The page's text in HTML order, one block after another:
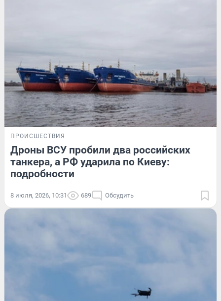
ПРОИСШЕСТВИЯ
Дроны ВСУ пробили два российских
танкера, а РФ ударила по Киеву:
подробности
8 июля, 2026, 10:31 689 Обсудить